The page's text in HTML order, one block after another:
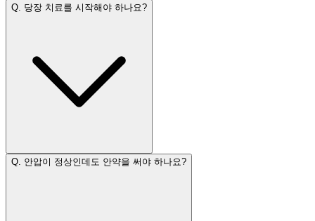
Q. 당장 치료를 시작해야 하나요?
Q. 안압이 정상인데도 안약을 써야 하나요?